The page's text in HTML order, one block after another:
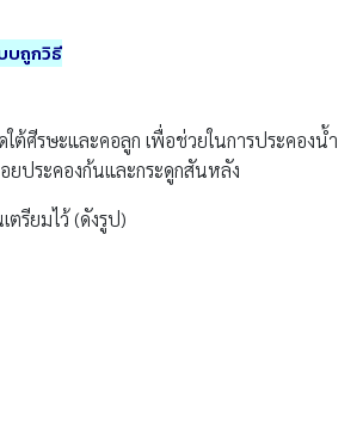
บถูกวิธี
ต้ศีรษะและคอลูก เพื่อช่วยในการประคองน้ำ
ประคองก้นและกระดูกสันหลัง
ตรียมไว้ (ดังรูป)